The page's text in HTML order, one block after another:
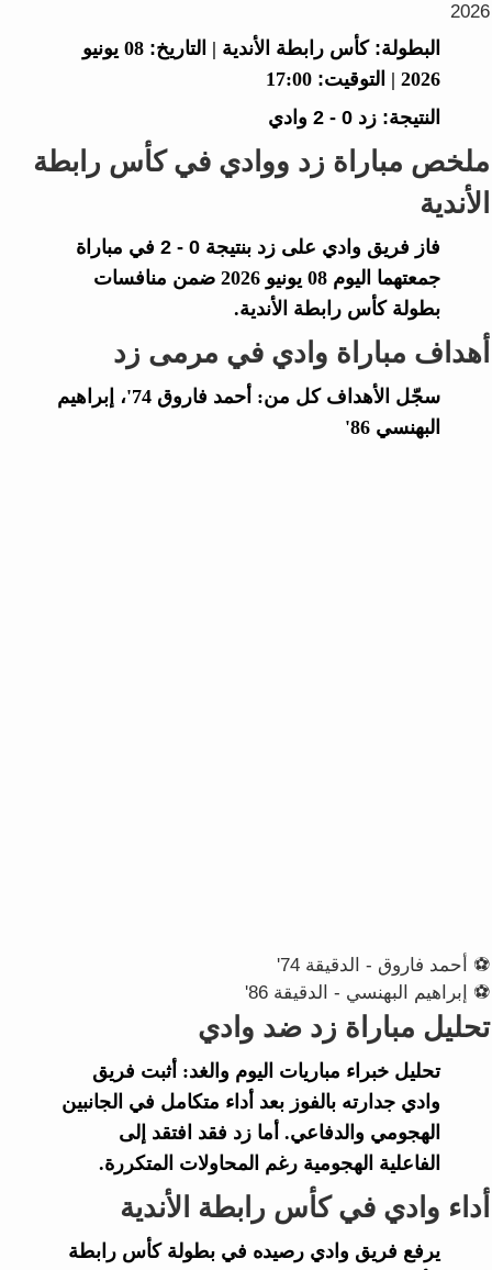
2026
البطولة: كأس رابطة الأندية | التاريخ:
08 يونيو
2026 |
التوقيت: 17:00
النتيجة: زد0 - 2 وادي
ملخص مباراة زد ووادي في كأس رابطة
الأندية
فاز فريق وادي علىزد بنتيجة0 - 2
في مباراة
جمعتهما اليوم 08 يونيو 2026 ضمن منافسات
بطولة كأس رابطة الأندية.
أهداف مباراة وادي في مرمى زد
سجّل الأهداف كل من: أحمد فاروق 74'، إبراهيم
البهنسي 86'
⚽ أحمد فاروق - الدقيقة 74'
⚽ إبراهيم البهنسي - الدقيقة 86'
تحليل مباراة زد ضد وادي
تحليل خبراء مباريات اليوم والغد: أثبت فريق
وادي جدارته بالفوز بعد أداء متكامل في الجانبين
الهجومي والدفاعي. أمازد فقد افتقد إلى
الفاعلية الهجومية رغم المحاولات المتكررة.
أداء وادي في كأس رابطة الأندية
يرفع فريق وادي رصيده في بطولةكأس رابطة